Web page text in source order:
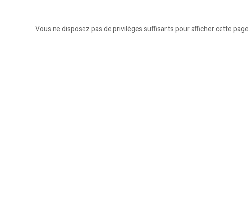
Vous ne disposez pas de privilèges suffisants pour afficher cette page.